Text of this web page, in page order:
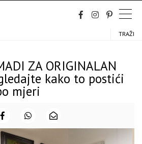
TRAŽI
ZA ORIGINALAN
kako to postići
mjeri